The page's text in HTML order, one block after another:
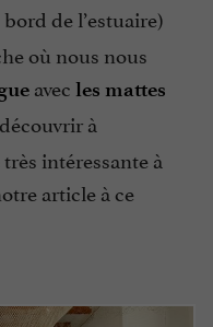
de l’estuaire)
où nous nous
avec les mattes
à
intéressante à
article à ce